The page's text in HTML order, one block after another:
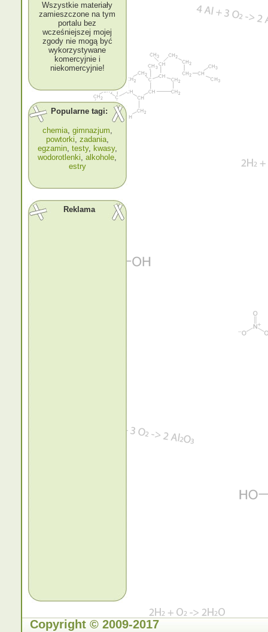
Wszystkie materiały
zamieszczone na tym
portalu bez
wcześniejszej mojej
zgody nie mogą być
wykorzystywane
komercyjnie i
niekomercyjnie!
Popularne tagi:
chemia, gimnazjum,
powtorki, zadania,
egzamin, testy, kwasy,
wodorotlenki, alkohole,
estry
Reklama
Copyright © 2009-2017